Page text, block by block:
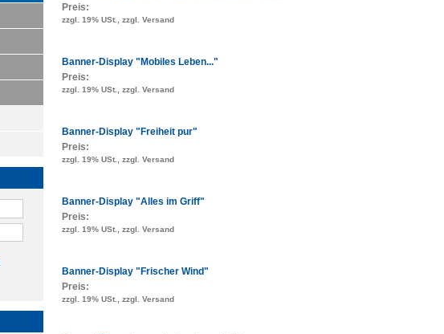
Preis:
zzgl. 19% USt., zzgl. Versand
Banner-Display "Mobiles Leben..."
Preis:
zzgl. 19% USt., zzgl. Versand
Banner-Display "Freiheit pur"
Preis:
zzgl. 19% USt., zzgl. Versand
Banner-Display "Alles im Griff"
Preis:
zzgl. 19% USt., zzgl. Versand
Banner-Display "Frischer Wind"
Preis:
zzgl. 19% USt., zzgl. Versand